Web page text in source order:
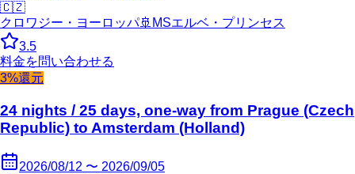
🇨🇿
クロワジー・ヨーロッパ🚢 MSエルベ・プリンセス
3.5
料金を問い合わせる
3%還元
24 nights / 25 days, one-way from Prague (Czech
Republic) to Amsterdam (Holland)
2026/08/12 〜 2026/09/05